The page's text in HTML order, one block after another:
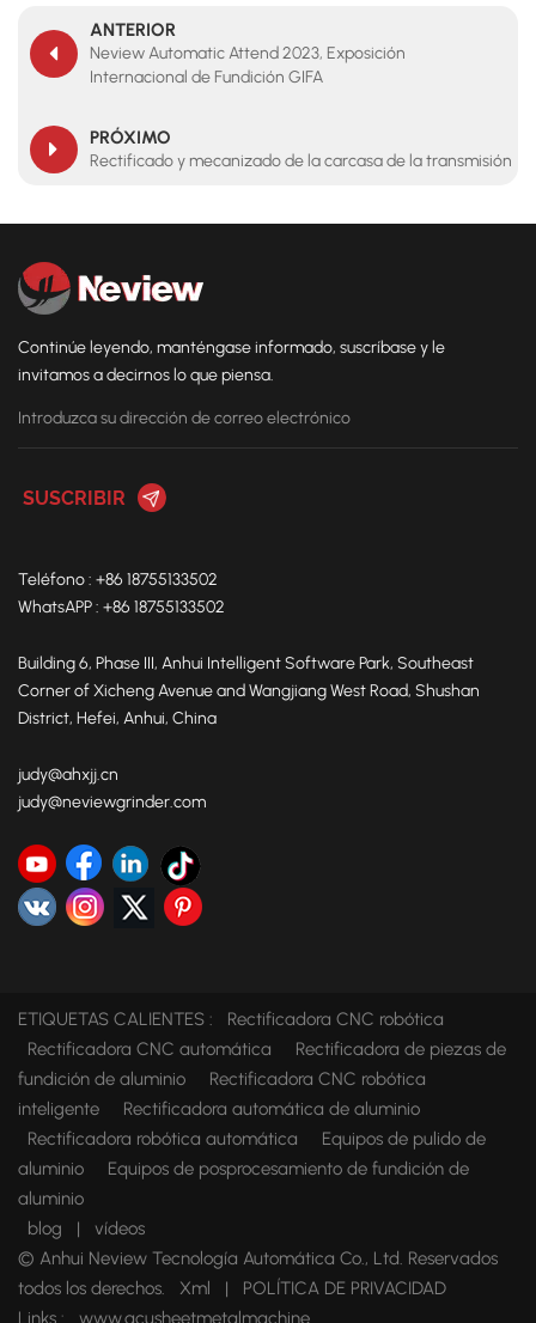
ANTERIOR
Neview Automatic Attend 2023, Exposición
Internacional de Fundición GIFA
PRÓXIMO
Rectificado y mecanizado de la carcasa de la transmisión
Continúe leyendo, manténgase informado, suscríbase y le
invitamos a decirnos lo que piensa.
Teléfono : +86 18755133502
WhatsAPP : +86 18755133502
Building 6, Phase III, Anhui Intelligent Software Park, Southeast
Corner of Xicheng Avenue and Wangjiang West Road, Shushan
District, Hefei, Anhui, China
judy@ahxjj.cn
judy@neviewgrinder.com
ETIQUETAS CALIENTES :
Rectificadora CNC robótica
Rectificadora CNC automática
Rectificadora de piezas de
fundición de aluminio
Rectificadora CNC robótica
inteligente
Rectificadora automática de aluminio
Rectificadora robótica automática
Equipos de pulido de
aluminio
Equipos de posprocesamiento de fundición de
aluminio
blog
|
vídeos
© Anhui Neview Tecnología Automática Co., Ltd. Reservados
todos los derechos.
Xml |
POLÍTICA DE PRIVACIDAD
Links :
www.acusheetmetalmachine